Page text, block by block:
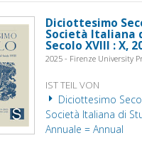
Diciottesimo
Società Italiana
Secolo XVIII : X,
2025 - Firenze University
IST TEIL VON
Diciottesimo
Società Italiana di
Annuale = Annual